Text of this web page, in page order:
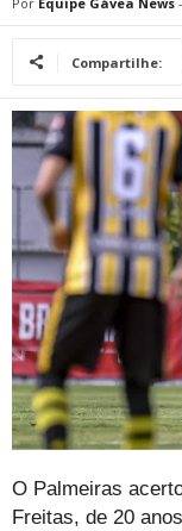
Compartilhe:
O Palmeiras
Freitas, de 20